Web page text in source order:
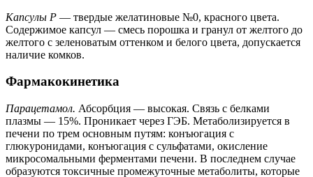
Капсулы Р — твердые желатиновые №0, красного цвета.
Содержимое капсул — смесь порошка и гранул от желтого до
желтого с зеленоватым оттенком и белого цвета, допускается
наличие комков.
Фармакокинетика
Парацетамол. Абсорбция — высокая. Связь с белками
плазмы — 15%. Проникает через ГЭБ. Метаболизируется в
печени по трем основным путям: конъюгация с
глюкуронидами, конъюгация с сульфатами, окисление
микросомальными ферментами печени. В последнем случае
образуются токсичные промежуточные метаболиты, которые